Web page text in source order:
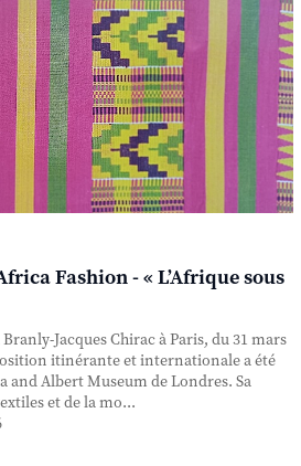
Fashion - « L’Afrique sous
Jacques Chirac à Paris, du 31 mars
itinérante et internationale a été
and Albert Museum de Londres. Sa
et de la mo...